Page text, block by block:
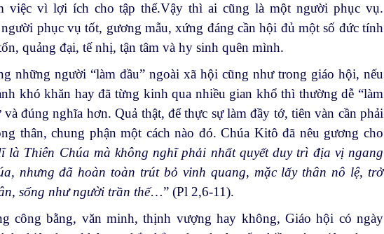
việc vì lợi ích cho tập thể.Vậy thì ai cũng là một người phục vụ.
phục vụ tốt, gương mẫu, xứng đáng cần hội đủ một số đức tính
quảng đại, tế nhị, tận tâm và hy sinh quên mình.
những người “làm đầu” ngoài xã hội cũng như trong giáo hội, nếu
khó khăn hay đã từng kinh qua nhiều gian khổ thì thường dễ “làm
và đúng nghĩa hơn. Quả thật, để thực sự làm đầy tớ, tiên vàn cần phải
thân, chung phận một cách nào đó. Chúa Kitô đã nêu gương cho
là Thiên Chúa mà không nghĩ phải nhất quyết duy trì địa vị ngang
nhưng đã hoàn toàn trút bỏ vinh quang, mặc lấy thân nô lệ, trở
sống như người trần thế…” (Pl 2,6-11).
công bằng, văn minh, thịnh vượng hay không, Giáo hội có ngày